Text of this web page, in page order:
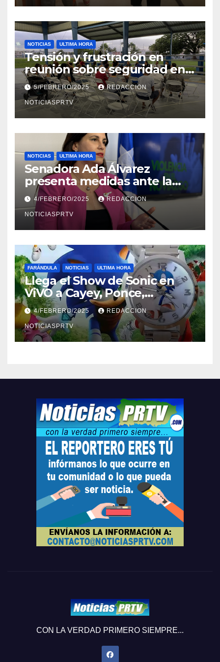
NOTICIAS ULTIMA HORA
Tensión y frustración en
reunión sobre seguridad en
Reparto Metropolitano
5/FEBRERO/2025 REDACCION
NOTICIASPRTV
NOTICIAS ULTIMA HORA
Senadora Ada Álvarez
presenta medidas ante la
violencia en el noviazgo
4/FEBRERO/2025 REDACCION
NOTICIASPRTV
FARÁNDULA NOTICIAS ULTIMA HORA
Llega el Show de Sonic en
ViVO a Cayey, Ponce,
Barceloneta y Humacao,
Relojes gratis para el que
compre ahora….
4/FEBRERO/2025 REDACCION
NOTICIASPRTV
CON LA VERDAD PRIMERO SIEMPRE...